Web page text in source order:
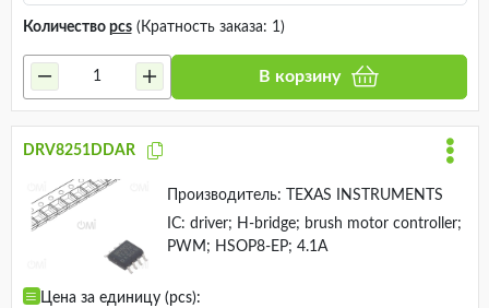
Количество pcs(Кратность заказа: 1)
В корзину
DRV8251DDAR
Производитель:
TEXAS INSTRUMENTS
IC: driver; H-bridge; brush motor controller;
PWM; HSOP8-EP; 4.1A
Цена за единицу (pcs):